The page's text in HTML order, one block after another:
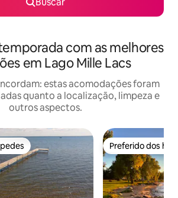
com as melhores
em Lago Mille Lacs
estas acomodações foram
quanto a localização, limpeza e
outros aspectos.
Preferido dos
Preferido dos